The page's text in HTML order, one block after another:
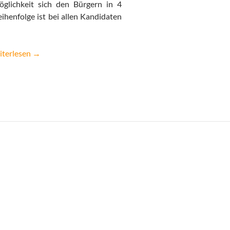
sich den Bürgern in 4
ist bei allen Kandidaten
Kandidatencheck zur Bundestagswahl 2017
→